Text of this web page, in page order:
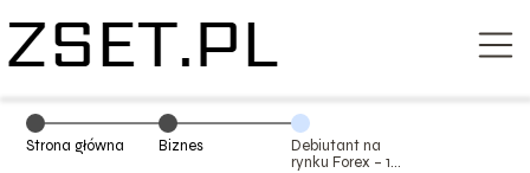
Strona główna Biznes
Debiutant na
rynku Forex – 10